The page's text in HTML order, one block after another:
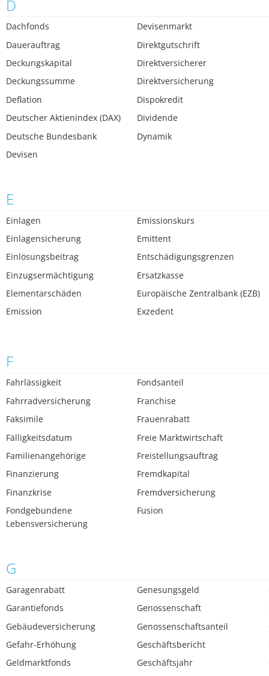
D
Dachfonds
Dauerauftrag
Deckungskapital
Deckungssumme
Deflation
Deutscher Aktienindex (DAX)
Deutsche Bundesbank
Devisen
Devisenmarkt
Direktgutschrift
Direktversicherer
Direktversicherung
Dispokredit
Dividende
Dynamik
E
Einlagen
Einlagensicherung
Einlösungsbeitrag
Einzugsermächtigung
Elementarschäden
Emission
Emissionskurs
Emittent
Entschädigungsgrenzen
Ersatzkasse
Europäische Zentralbank (EZB)
Exzedent
F
Fahrlässigkeit
Fahrradversicherung
Faksimile
Fälligkeitsdatum
Familienangehörige
Finanzierung
Finanzkrise
Fondgebundene
Lebensversicherung
Fondsanteil
Franchise
Frauenrabatt
Freie Marktwirtschaft
Freistellungsauftrag
Fremdkapital
Fremdversicherung
Fusion
G
Garagenrabatt
Garantiefonds
Gebäudeversicherung
Gefahr-Erhöhung
Geldmarktfonds
Genesungsgeld
Genossenschaft
Genossenschaftsanteil
Geschäftsbericht
Geschäftsjahr